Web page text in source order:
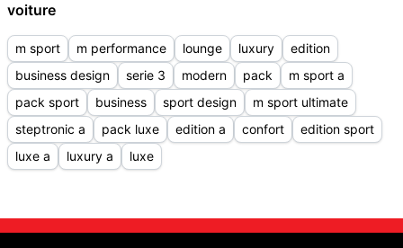
voiture
m sport m performance lounge luxury
edition
business design
serie 3 modern pack
m sport a
pack sport
business sport design
m sport ultimate
steptronic a
pack luxe edition a confort
edition sport
luxe a
luxury a luxe